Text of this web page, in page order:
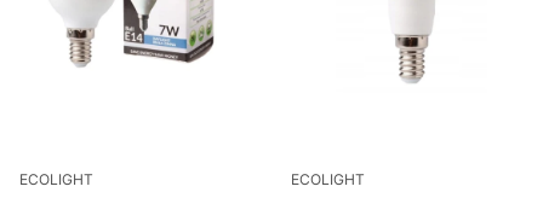
ECOLIGHT ECOLIGHT